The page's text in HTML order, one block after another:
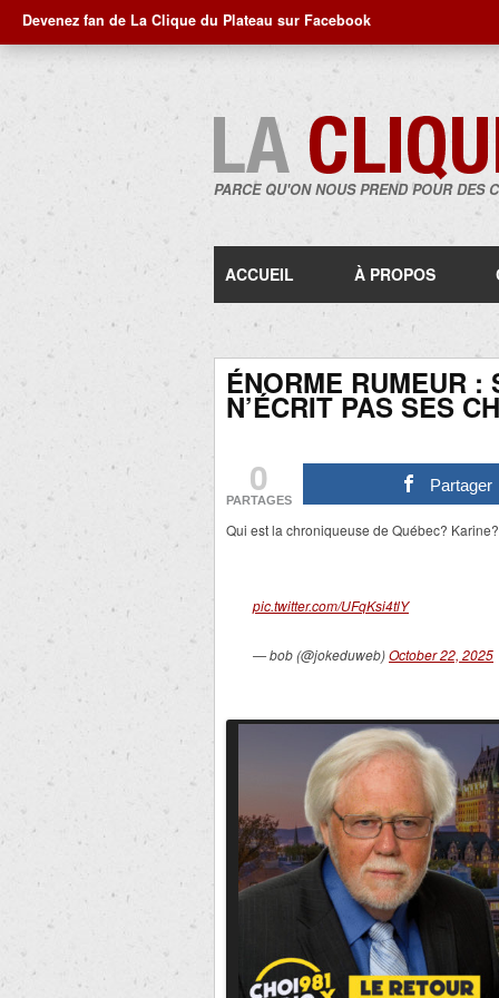
Devenez fan de La Clique du Plateau sur Facebook
PARCE QU'ON NOUS PREND POUR DES
ACCUEIL À PROPOS
ÉNORME RUMEUR :
N’ÉCRIT PAS SES
0
PARTAGES
Partager
Qui est la chroniqueuse de Québec? Karine?
pic.twitter.com/UFqKsi4tlY
— bob (@jokeduweb)October 22, 2025